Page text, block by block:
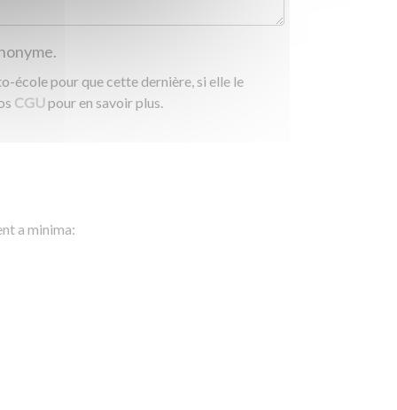
école pour que cette dernière, si elle le
CGUpour en savoir plus.
a minima: